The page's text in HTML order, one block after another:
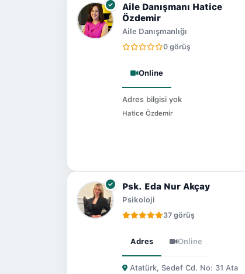
Aile Danışmanı Hatice
Özdemir
Aile Danışmanlığı
0 görüş
Online
Adres bilgisi yok
Hatice Özdemir
Psk. Eda Nur Akçay
Psikoloji
37 görüş
Adres Online
Atatürk, Sedef Cd. No: 31 Ata